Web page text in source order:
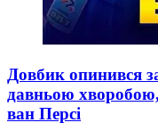
Довбик опинився
давньою
ван Персі